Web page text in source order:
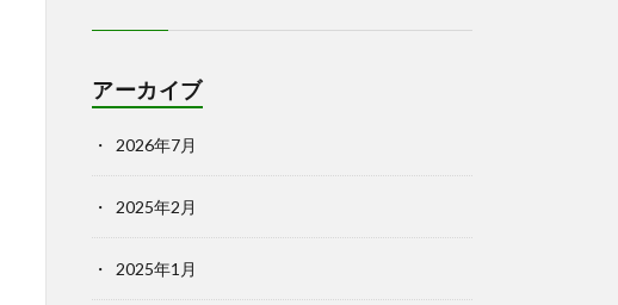
アーカイブ
2026年7月
2025年2月
2025年1月